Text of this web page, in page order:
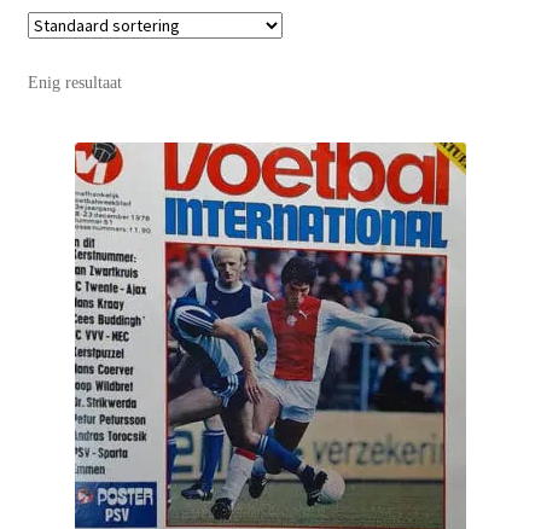
VI’s met Posters
Wie is puntertje
Puntertjes
Contact
Enig resultaat